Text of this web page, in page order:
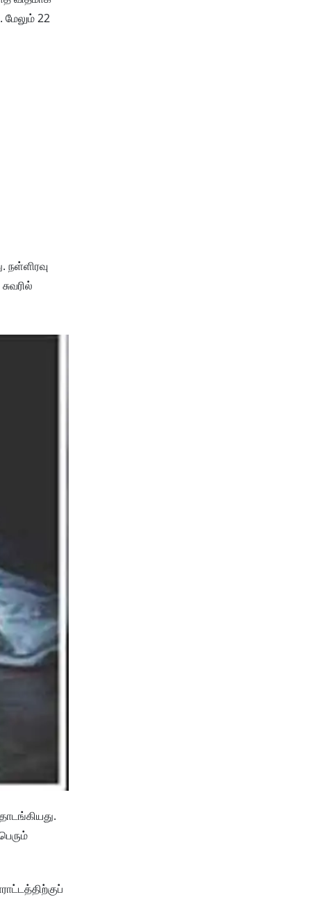
மேலும் 22
நள்ளிரவு